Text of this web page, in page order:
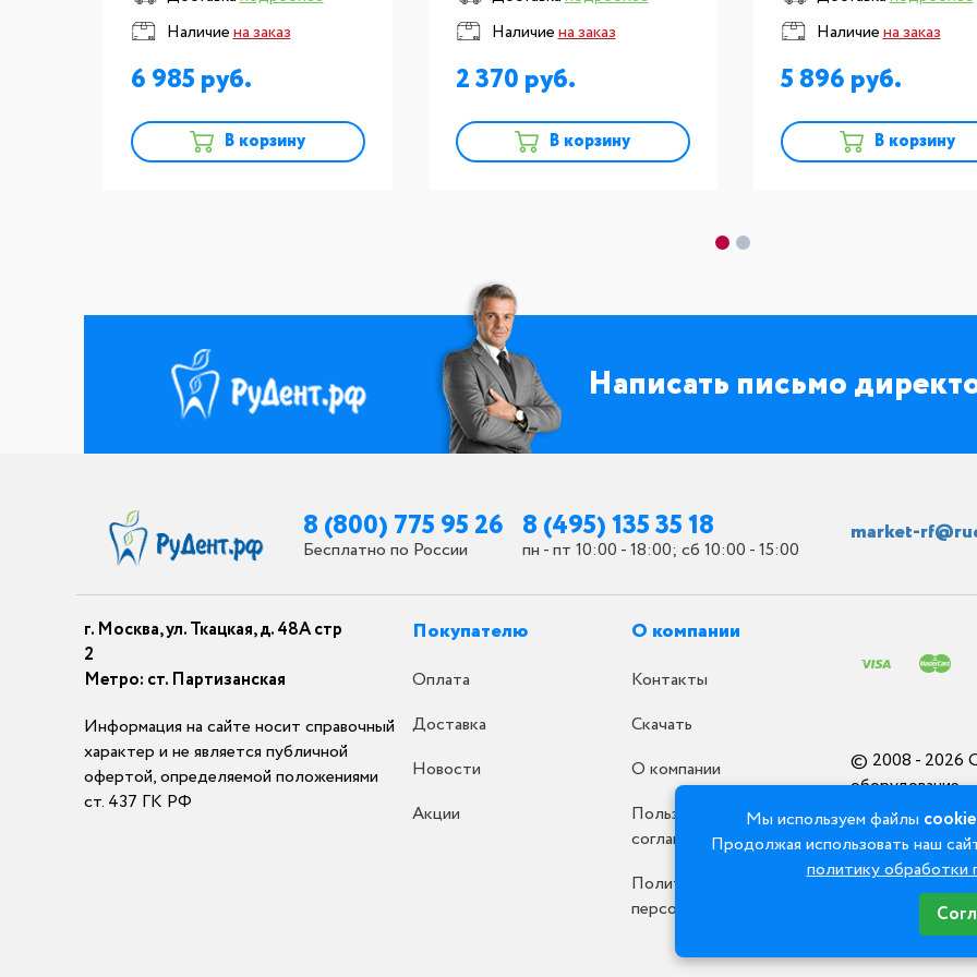
Розовый с прожилками (LF
Pink), YAMAHACHI (Япония)
Наличиена заказ
6 985
В корзину
Наличиена заказ
2 370
В корзину
полимеризации
Наличиена заказ
5 896
В корзину
Мы используем файлы cookie
Продолжая использовать наш
политику обработки
Написать письмо
8 (800) 775 95 26
Бесплатно по России
8 (495) 135 35 18
пн - пт 10:00 - 18:00; сб 10:00 - 15:00
market-
г. Москва, ул. Ткацкая, д. 48А стр
2
Метро: ст. Партизанская
Информация на сайте носит справочный
характер и не является публичной
офертой, определяемой положениями
ст. 437 ГК РФ
Покупателю
Оплата
Доставка
Новости
Акции
О компании
Контакты
Скачать
О компании
Пользовательское
соглашение
Политика обработки
персональных данных
© 2008 - 2026
оборудование